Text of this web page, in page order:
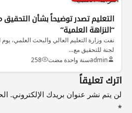
“النزاهة العلمية”
نفت وزارة التعليم العالي والبحث العلمي،
لجنة للتحقيق مع…
adminسنة واحدة مضت 258
اترك تعليقاً
لن يتم نشر عنوان بريدك الإلكتروني.
*